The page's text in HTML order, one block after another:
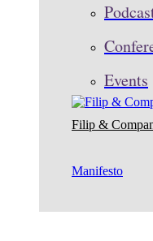
Events
Filip &
Manifesto